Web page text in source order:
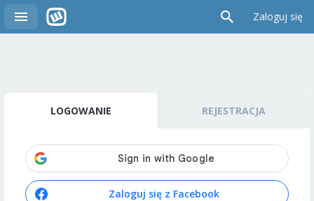
Zaloguj się
LOGOWANIE REJESTRACJA
Zaloguj się z Facebook